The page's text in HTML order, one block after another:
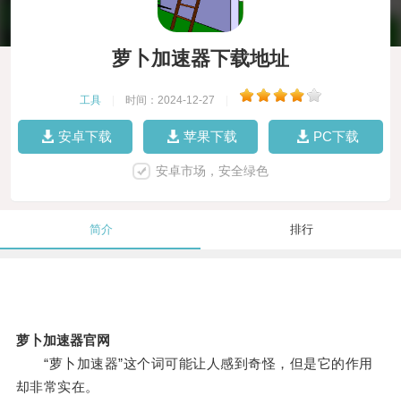
萝卜加速器下载地址
工具 时间：2024-12-27
安卓下载 苹果下载 PC下载
安卓市场，安全绿色
简介 排行
萝卜加速器官网
“萝卜加速器”这个词可能让人感到奇怪，但是它的作用
却非常实在。